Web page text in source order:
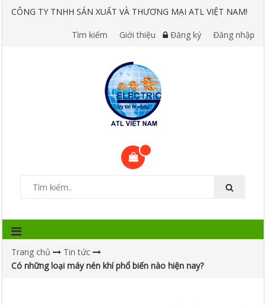
CÔNG TY TNHH SẢN XUẤT VÀ THƯƠNG MẠI ATL VIỆT NAM!
Tìm kiếm Giới thiệu Đăng ký Đăng nhập
Trang chủ
Tin tức
Có những loại máy nén khí phổ biến nào hiện nay?